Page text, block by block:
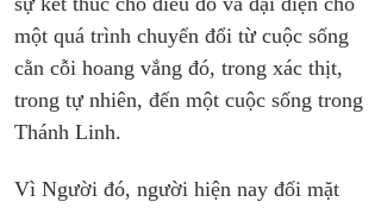
một quá trình chuyển đổi từ cuộc sống
cằn cỗi hoang vắng đó, trong xác thịt,
trong tự nhiên, đến một cuộc sống trong
Thánh Linh.
Vì Người đó, người hiện nay đối mặt